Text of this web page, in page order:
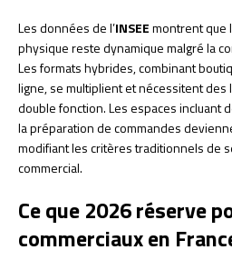
Les données de l’INSEEmontrent que
physique reste dynamique malgré la
Les formats hybrides, combinant
ligne, se multiplient et nécessitent des
double fonction. Les espaces incluant
la préparation de commandes
modifiant les critères traditionnels de
commercial.
Ce que 2026 réserve
commerciaux en